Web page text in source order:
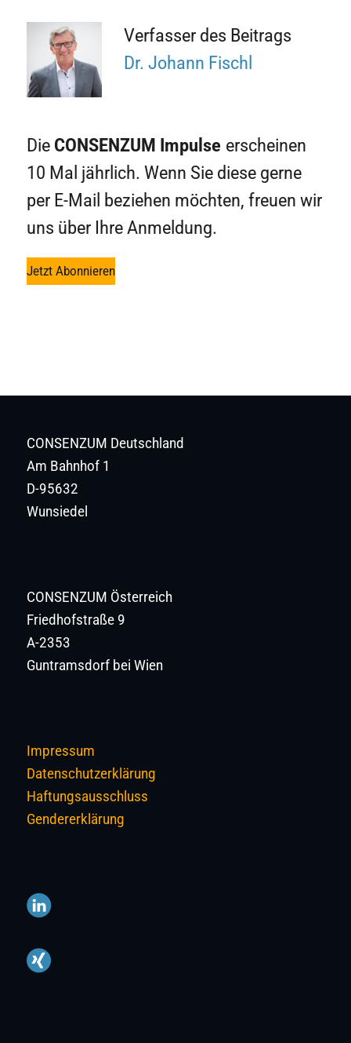
Verfasser des Beitrags
Dr. Johann Fischl
Die CONSENZUM Impulse erscheinen
10 Mal jährlich. Wenn Sie diese gerne
per E-Mail beziehen möchten, freuen wir
uns über Ihre Anmeldung.
Jetzt Abonnieren
CONSENZUM Deutschland
Am Bahnhof 1
D-95632
Wunsiedel
CONSENZUM Österreich
Friedhofstraße 9
A-2353
Guntramsdorf bei Wien
Impressum
Datenschutzerklärung
Haftungsausschluss
Gendererklärung